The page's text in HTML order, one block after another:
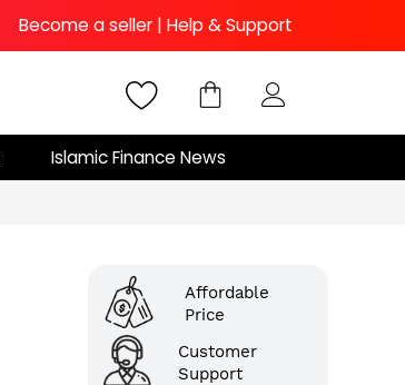
Become a seller | Help & Support
Islamic Finance News
Affordable
Price
Customer
Support